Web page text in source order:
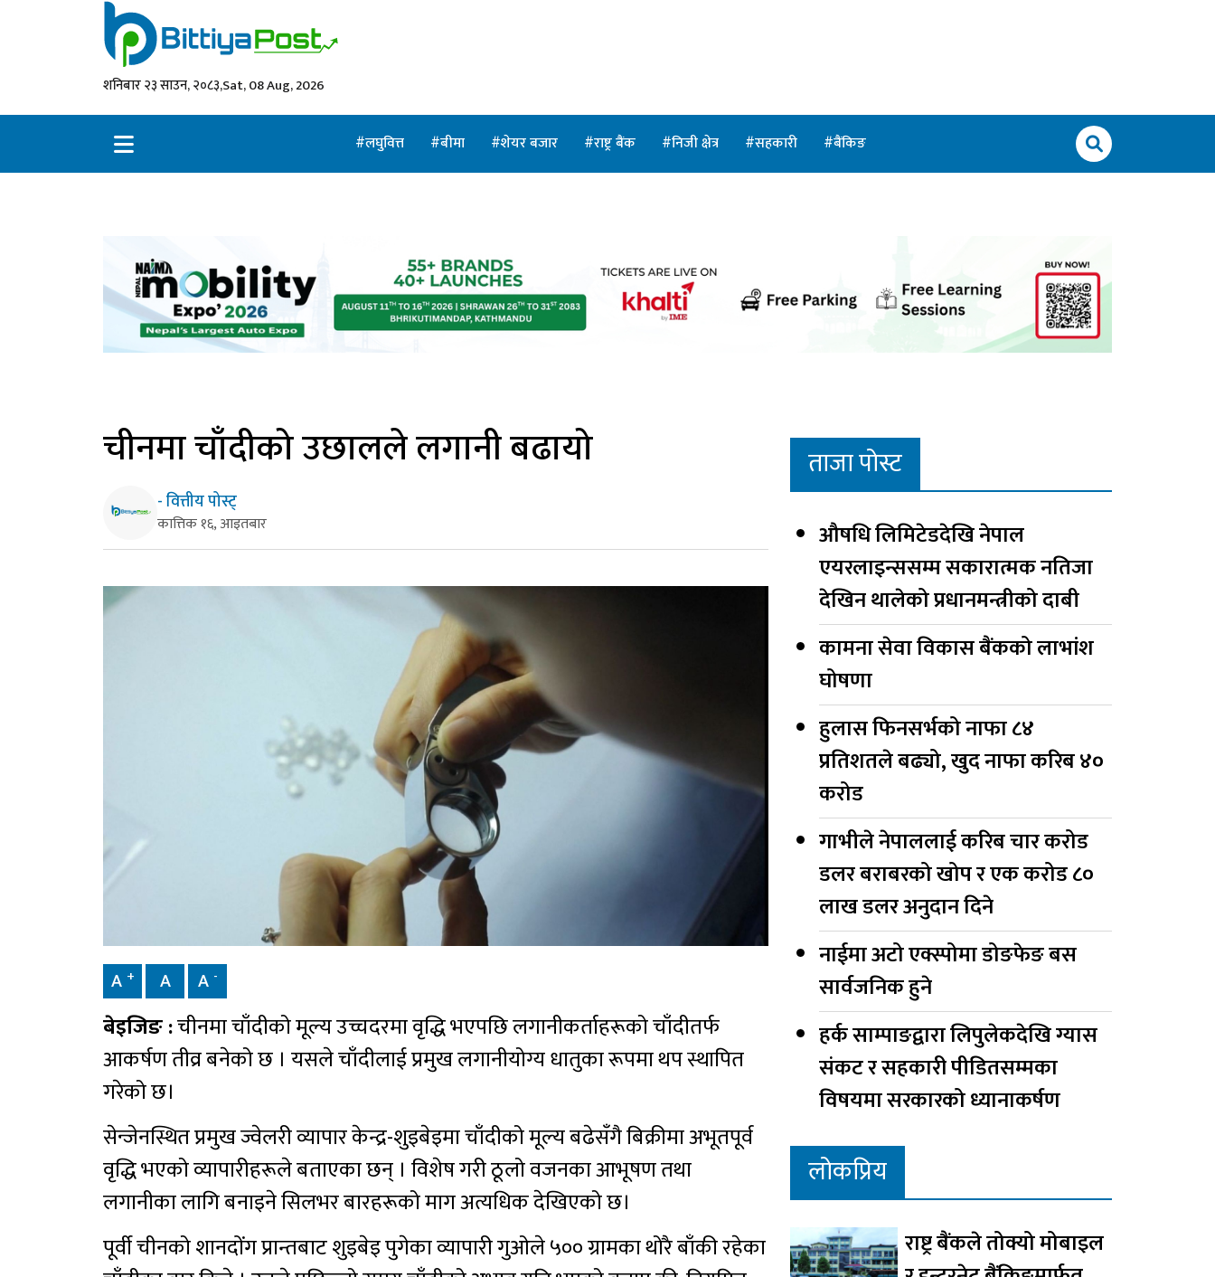
शनिबार २३ साउन, २०८३,Sat, 08 Aug, 2026
लघुवित्त बीमा शेयर बजार राष्ट्र बैंक निजी क्षेत्र सहकारी बैंकिङ
चीनमा चाँदीको उछालले लगानी बढायो
- वित्तीय पोस्ट्
कात्तिक १६, आइतबार
A + A A -
बेइजिङ :चीनमा चाँदीको मूल्य उच्चदरमा वृद्धि भएपछि लगानीकर्ताहरूको चाँदीतर्फ
आकर्षण तीव्र बनेको छ । यसले चाँदीलाई प्रमुख लगानीयोग्य धातुका रूपमा थप स्थापित
गरेको छ।
सेन्जेनस्थित प्रमुख ज्वेलरी व्यापार केन्द्र-शुइबेइमा चाँदीको मूल्य बढेसँगै बिक्रीमा अभूतपूर्व
वृद्धि भएको व्यापारीहरूले बताएका छन् । विशेष गरी ठूलो वजनका आभूषण तथा
लगानीका लागि बनाइने सिलभर बारहरूको माग अत्यधिक देखिएको छ।
पूर्वी चीनको शानदोंग प्रान्तबाट शुइबेइ पुगेका व्यापारी गुओले ५०० ग्रामका थोरै बाँकी रहेका
ताजा पोस्ट
औषधि लिमिटेडदेखि नेपाल
एयरलाइन्ससम्म सकारात्मक नतिजा
देखिन थालेको प्रधानमन्त्रीको दाबी
कामना सेवा विकास बैंकको लाभांश
घोषणा
हुलास फिनसर्भको नाफा ८४
प्रतिशतले बढ्यो, खुद नाफा करिब ४०
करोड
गाभीले नेपाललाई करिब चार करोड
डलर बराबरको खोप र एक करोड ८०
लाख डलर अनुदान दिने
नाईमा अटो एक्स्पोमा डोङफेङ बस
सार्वजनिक हुने
हर्क साम्पाङद्वारा लिपुलेकदेखि ग्यास
संकट र सहकारी पीडितसम्मका
विषयमा सरकारको ध्यानाकर्षण
लोकप्रिय
राष्ट्र बैंकले तोक्यो मोबाइल